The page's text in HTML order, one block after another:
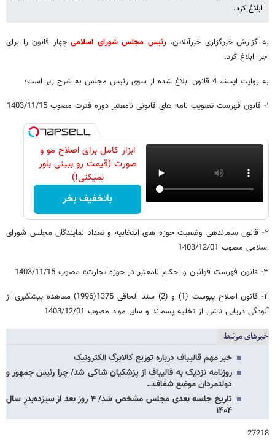
ابلاغ کرد.
به گزارش خبرگزاری خبرآنلاین،رئیس مجلس شورای اسلامیچهار قانون را برای
اجرا ابلاغ کرد.
به روایت ایسنا، 4 قانون ابلاغ شده از سوی رئیس مجلس به شرح زیر است؛
۱- قانون فهرست تصویب نامه های قانونی نامعتبر دوره فترت مصوب 1403/11/15
ابزار کامل برای اصلاح مو و
صورت (قیمت رو ببینی باور
نمیکنی!)
باتخفیف بخر
۲- قانون ساماندهی وضعیت حوزه های انتخابیه و تعداد نمایندگان مجلس شورای
اسلامی مصوب 1403/12/01
۳- قانون فهرست قوانین و احکام نامعتبر در حوزه تجارت» مصوب 1403/11/15
۴- قانون اصلاح پیوست (1) و (2) سند الحاقی 1375(1996) معاهده پیشگیری از
آلودگی دریایی ناشی از تخلیه پسماند و سایر مواد مصوب 1403/12/01
خبرهای مرتبط
خبر مهم قالیباف درباره توزیع کالابرگ الکترونیک
روزنامه نزدیک به قالیباف از پزشکیان شاکی شد/ چرا رئیس جمهور و
دولتمردان موضع شفاف…
تاریخ جلسه بعدی مجلس مشخص شد/ ۴ روز بعد از سیزده‌بدرِ سال
۱۴۰۴
27218